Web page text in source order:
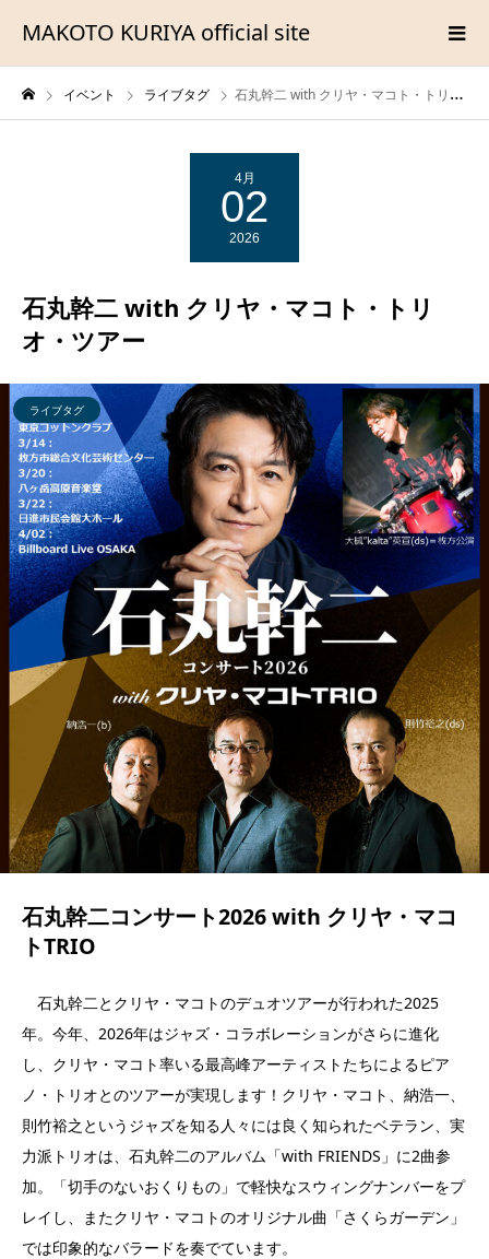
MAKOTO KURIYA official site
イベント ライブタグ 石丸幹二 with クリヤ・マコト・トリオ・ツアー
4月
02
2026
石丸幹二 with クリヤ・マコト・トリ
オ・ツアー
ライブタグ
石丸幹二コンサート2026 with クリヤ・マコ
トTRIO
石丸幹二とクリヤ・マコトのデュオツアーが行われた2025
年。今年、2026年はジャズ・コラボレーションがさらに進化
し、クリヤ・マコト率いる最高峰アーティストたちによるピア
ノ・トリオとのツアーが実現します！クリヤ・マコト、納浩一、
則竹裕之というジャズを知る人々には良く知られたベテラン、実
力派トリオは、石丸幹二のアルバム「with FRIENDS」に2曲参
加。「切手のないおくりもの」で軽快なスウィングナンバーをプ
レイし、またクリヤ・マコトのオリジナル曲「さくらガーデン」
では印象的なバラードを奏でています。